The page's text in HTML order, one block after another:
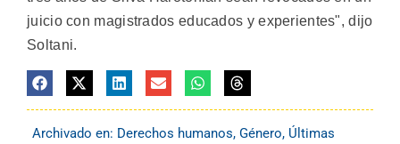
juicio con magistrados educados y experientes", dijo
Soltani.
Archivado en: Derechos humanos, Género, Últimas